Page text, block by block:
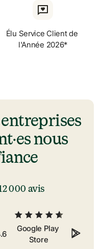
Élu Service Client de
l'Année 2026*
entreprises
nous
000 avis
Google Play
Store